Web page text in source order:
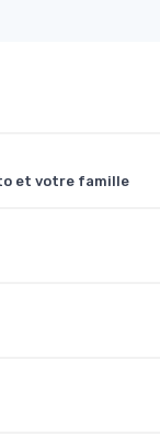
et votre famille